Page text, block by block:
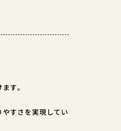
す。
すさを実現してい